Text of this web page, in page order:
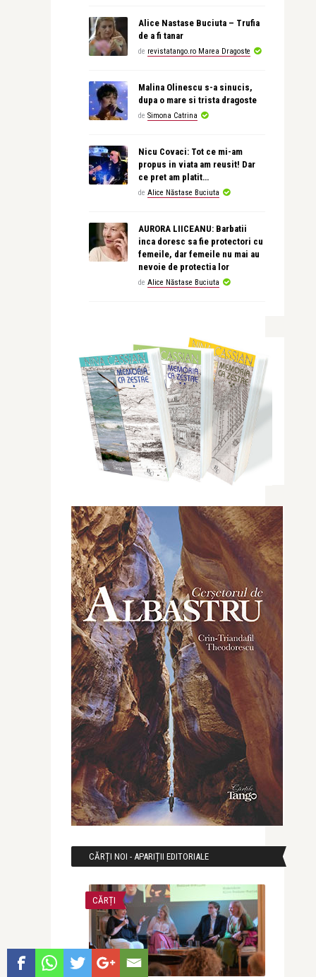
Alice Nastase Buciuta – Trufia
de a fi tanar
de revistatango.ro Marea Dragoste
Malina Olinescu s-a sinucis,
dupa o mare si trista dragoste
de Simona Catrina
Nicu Covaci: Tot ce mi-am
propus in viata am reusit! Dar
ce pret am platit…
de Alice Năstase Buciuta
AURORA LIICEANU: Barbatii
inca doresc sa fie protectori cu
femeile, dar femeile nu mai au
nevoie de protectia lor
de Alice Năstase Buciuta
CĂRȚI NOI - APARIȚII EDITORIALE
CĂRȚI